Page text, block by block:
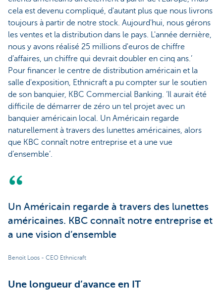
cela est devenu compliqué, d'autant plus que nous livrons
toujours à partir de notre stock. Aujourd'hui, nous gérons
les ventes et la distribution dans le pays. L'année dernière,
nous y avons réalisé 25 millions d'euros de chiffre
d’affaires, un chiffre qui devrait doubler en cinq ans.’
Pour financer le centre de distribution américain et la
salle d'exposition, Ethnicraft a pu compter sur le soutien
de son banquier, KBC Commercial Banking. ‘Il aurait été
difficile de démarrer de zéro un tel projet avec un
banquier américain local. Un Américain regarde
naturellement à travers des lunettes américaines, alors
que KBC connaît notre entreprise et a une vue
d’ensemble’.
Un Américain regarde à travers des lunettes
américaines. KBC connaît notre entreprise et
a une vision d’ensemble
Benoit Loos - CEO Ethnicraft
Une longueur d’avance en IT